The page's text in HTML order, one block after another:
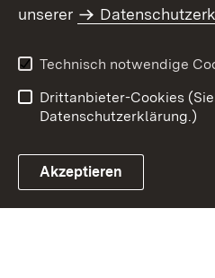
Benutzungshinweise
unserer
Technisch notwendige
Drittanbieter-Cookies
Datenschutzerklärung.)
Akzeptieren